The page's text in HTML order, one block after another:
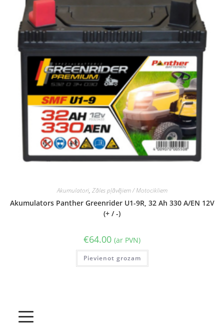
Akumulatori, Zāles pļāvējiem / Motocikliem
Akumulators Panther Greenrider U1-9R, 32 Ah 330 A/EN 12V
(+ / -)
€64.00 (ar PVN)
Pievienot grozam